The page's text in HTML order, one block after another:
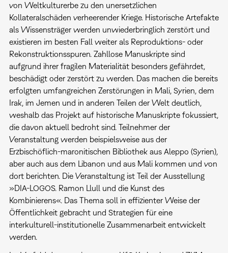
von Weltkulturerbe zu den unersetzlichen
Kollateralschäden verheerender Kriege. Historische Artefakte
als Wissensträger werden unwiederbringlich zerstört und
existieren im besten Fall weiter als Reproduktions- oder
Rekonstruktionsspuren. Zahllose Manuskripte sind
aufgrund ihrer fragilen Materialität besonders gefährdet,
beschädigt oder zerstört zu werden. Das machen die bereits
erfolgten umfangreichen Zerstörungen in Mali, Syrien, dem
Irak, im Jemen und in anderen Teilen der Welt deutlich,
weshalb das Projekt auf historische Manuskripte fokussiert,
die davon aktuell bedroht sind. Teilnehmer der
Veranstaltung werden beispielsweise aus der
Erzbischöflich-maronitischen Bibliothek aus Aleppo (Syrien),
aber auch aus dem Libanon und aus Mali kommen und von
dort berichten. Die Veranstaltung ist Teil der Ausstellung
»DIA-LOGOS. Ramon Llull und die Kunst des
Kombinierens«. Das Thema soll in effizienter Weise der
Öffentlichkeit gebracht und Strategien für eine
interkulturell-institutionelle Zusammenarbeit entwickelt
werden.